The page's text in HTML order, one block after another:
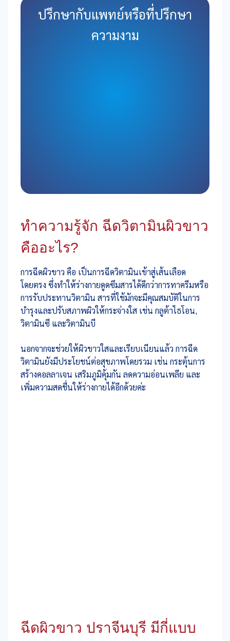
ปรึกษากับแพทย์หรือที่ปรึกษา
ความงาม
ทำความรู้จัก ฉีดวิตามินผิวขาว
คืออะไร?
การฉีดผิวขาว คือ เป็นการฉีดวิตามินเข้าสู่เส้นเลือด
โดยตรง ซึ่งทำให้ร่างกายดูดซึมสารได้ดีกว่าการทาครีมหรือ
การรับประทานวิตามิน สารที่ใช้มักจะมีคุณสมบัติในการ
บำรุงและปรับสภาพผิวให้กระจ่างใส เช่น กลูต้าไธโอน,
วิตามินซี และวิตามินบี
นอกจากจะช่วยให้ผิวขาวใสและเรียบเนียนแล้ว การฉีด
วิตามินยังมีประโยชน์ต่อสุขภาพโดยรวม เช่น กระตุ้นการ
สร้างคอลลาเจน เสริมภูมิคุ้มกัน ลดความอ่อนเพลีย และ
เพิ่มความสดชื่นให้ร่างกายได้อีกด้วยค่ะ
ฉีดผิวขาว ปราจีนบุรี มีกี่แบบ